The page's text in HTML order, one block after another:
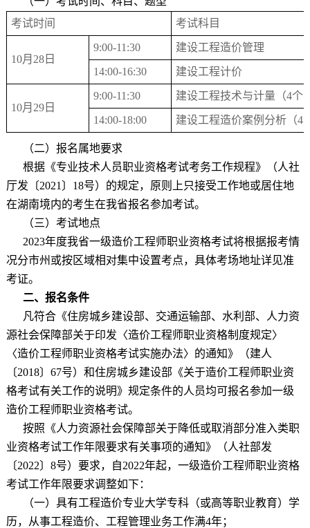
考试时间
考试科目
10月 28日
9:00-11:30 建设工程造价管理
14:00-16:30 建设工程计价
10月 29日
9:00-11:30 建设工程技术与计量（4个
14:00-18:00 建设工程造价案例分析（4
（二）报名属地要求
根据《专业技术人员职业资格考试考务工作规程》（人社
厅发〔2021 〕 18号）的规定，原则上只接受工作地或居住地
在湖南境内的考生在我省报名参加考试。
（三）考试地点
2023年度我省一级造价工程师职业资格考试将根据报考情
况分市州或按区域相对集中设置考点，具体考场地址详见准
考证。
二、报名条件
凡符合《住房城乡建设部、交通运输部、水利部、人力资
源社会保障部关于印发〈造价工程师职业资格制度规定〉
〈造价工程师职业资格考试实施办法〉的通知》（建人
〔2018〕 67号）和住房城乡建设部《关于造价工程师职业资
格考试有关工作的说明》规定条件的人员均可报名参加一级
造价工程师职业资格考试。
按照《人力资源社会保障部关于降低或取消部分准入类职
业资格考试工作年限要求有关事项的通知》（人社部发
〔2022〕 8号）要求，自2022年起，一级造价工程师职业资格
考试工作年限要求调整如下：
（一）具有工程造价专业大学专科（或高等职业教育）学
历，从事工程造价、工程管理业务工作满4年；